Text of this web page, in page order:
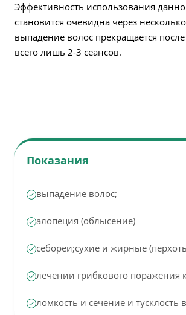
Эффективность использования
становится очевидна через
выпадение волос прекращается
всего лишь 2-3 сеансов.
Показания
выпадение волос;
алопеция (облысение)
себореи;сухие и жирные
лечении грибкового поражения
ломкость и сечение и тусклость